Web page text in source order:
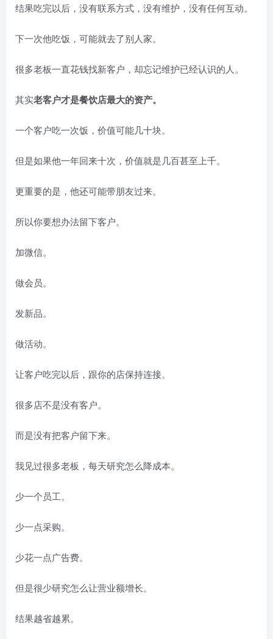
结果吃完以后，没有联系方式，没有维护，没有任何互动。
下一次他吃饭，可能就去了别人家。
很多老板一直花钱找新客户，却忘记维护已经认识的人。
其实老客户才是餐饮店最大的资产。
一个客户吃一次饭，价值可能几十块。
但是如果他一年回来十次，价值就是几百甚至上千。
更重要的是，他还可能带朋友过来。
所以你要想办法留下客户。
加微信。
做会员。
发新品。
做活动。
让客户吃完以后，跟你的店保持连接。
很多店不是没有客户。
而是没有把客户留下来。
我见过很多老板，每天研究怎么降成本。
少一个员工。
少一点采购。
少花一点广告费。
但是很少研究怎么让营业额增长。
结果越省越累。